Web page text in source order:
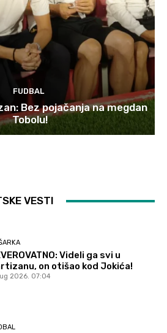
FUDBAL
Bez pojačanja na megdan
Tobolu!
VESTI
Videli ga svi u
on otišao kod Jokića!
2026. 07:04